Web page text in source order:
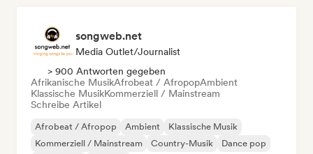
songweb.net
Media Outlet/Journalist
> 900 Antworten gegeben
Afrikanische MusikAfrobeat / AfropopAmbient
Klassische MusikKommerziell / Mainstream
Schreibe Artikel
Afrobeat / Afropop Ambient
Klassische Musik
Kommerziell / Mainstream
Country-Musik
Dance pop